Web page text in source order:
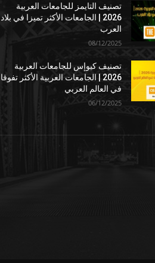
تصنيف التايمز للجامعات العربية
2026 | الجامعات الأكثر تميزا في بلاد
العرب
08/12/2025
تصنيف كيوإس للجامعات العربية
2026 | الجامعات العربية الأكثر تفوقا
في العالم العربي
06/12/2025